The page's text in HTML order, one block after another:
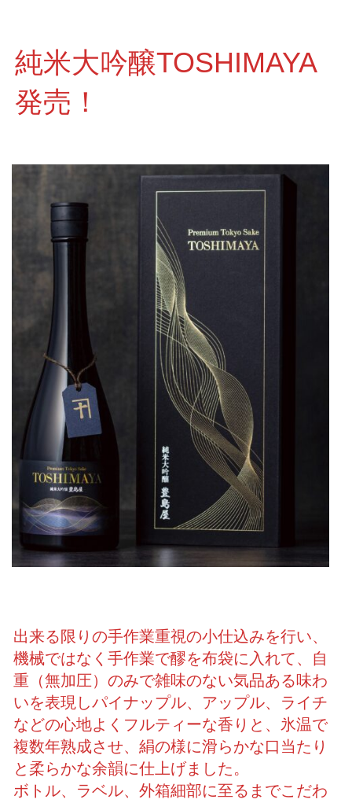
純米大吟醸TOSHIMAYA
発売！
出来る限りの手作業重視の小仕込みを行い、
機械ではなく手作業で醪を布袋に入れて、自
重（無加圧）のみで雑味のない気品ある味わ
いを表現しパイナップル、アップル、ライチ
などの心地よくフルティーな香りと、氷温で
複数年熟成させ、絹の様に滑らかな口当たり
と柔らかな余韻に仕上げました。
ボトル、ラベル、外箱細部に至るまでこだわ